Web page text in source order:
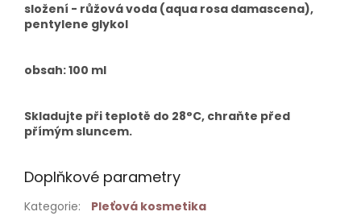
složení - růžová voda (aqua rosa damascena),
pentylene glykol
obsah: 100 ml
Skladujte při teplotě do 28°C, chraňte před
přímým sluncem.
Doplňkové parametry
Kategorie:
Pleťová kosmetika